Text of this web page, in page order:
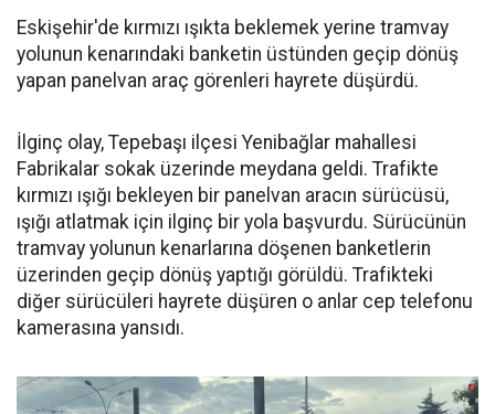
Eskişehir'de kırmızı ışıkta beklemek yerine tramvay
yolunun kenarındaki banketin üstünden geçip dönüş
yapan panelvan araç görenleri hayrete düşürdü.
İlginç olay, Tepebaşı ilçesi Yenibağlar mahallesi
Fabrikalar sokak üzerinde meydana geldi. Trafikte
kırmızı ışığı bekleyen bir panelvan aracın sürücüsü,
ışığı atlatmak için ilginç bir yola başvurdu. Sürücünün
tramvay yolunun kenarlarına döşenen banketlerin
üzerinden geçip dönüş yaptığı görüldü. Trafikteki
diğer sürücüleri hayrete düşüren o anlar cep telefonu
kamerasına yansıdı.